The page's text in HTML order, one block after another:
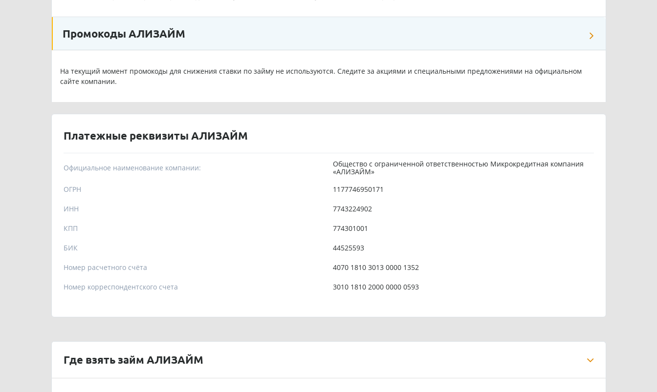
Промокоды АЛИЗАЙМ
На текущий момент промокоды для снижения ставки по займу не используются. Следите за акциями и специальными предложениями на официальном
сайте компании.
Платежные реквизиты АЛИЗАЙМ
Официальное наименование компании:
Общество с ограниченной ответственностью Микрокредитная компания
«АЛИЗАЙМ»
ОГРН
1177746950171
ИНН 7743224902
КПП 774301001
БИК 44525593
Номер расчетного счёта 4070 1810 3013 0000 1352
Номер корреспондентского счета 3010 1810 2000 0000 0593
Где взять займ АЛИЗАЙМ